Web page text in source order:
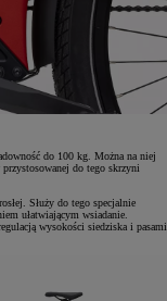
do 100 kg. Można na niej
przystosowanej do tego skrzyni
Służy do tego specjalnie
ułatwiającym wsiadanie.
wysokości siedziska i pasami